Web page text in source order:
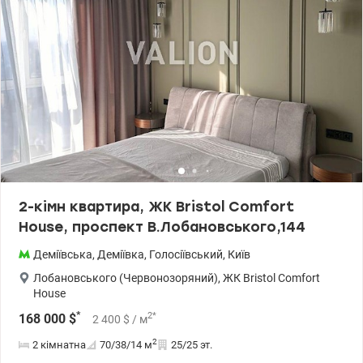
бажанням і побутові гаджети (окрім TV у вітальні). Паркомісце в
оренді — зручне, з укриттям. Поруч школи, садочки, магазини,
парки, ресторани, зручна транспортна розв’язка. т.044 200 10 80
Valion.ua/1130766
2-кімн квартира, ЖК Bristol Comfort
House, проспект В.Лобановського,144
Деміївська, Деміївка, Голосіївський, Київ
Лобановського (Червонозоряний), ЖК Bristol Comfort
House
168 000 $* 2 400 $ / м2*
2 кімнатна 70/38/14 м2 25/25 эт.